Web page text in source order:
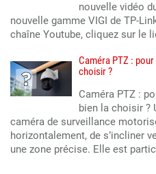
nouvelle vidéo
nouvelle gamme VIGI de TP-
chaîne Youtube, cliquez sur le
Caméra PTZ :
choisir ?
Caméra PTZ :
bien la choisir ?
caméra de surveillance
horizontalement, de s’incliner
une zone précise. Elle est